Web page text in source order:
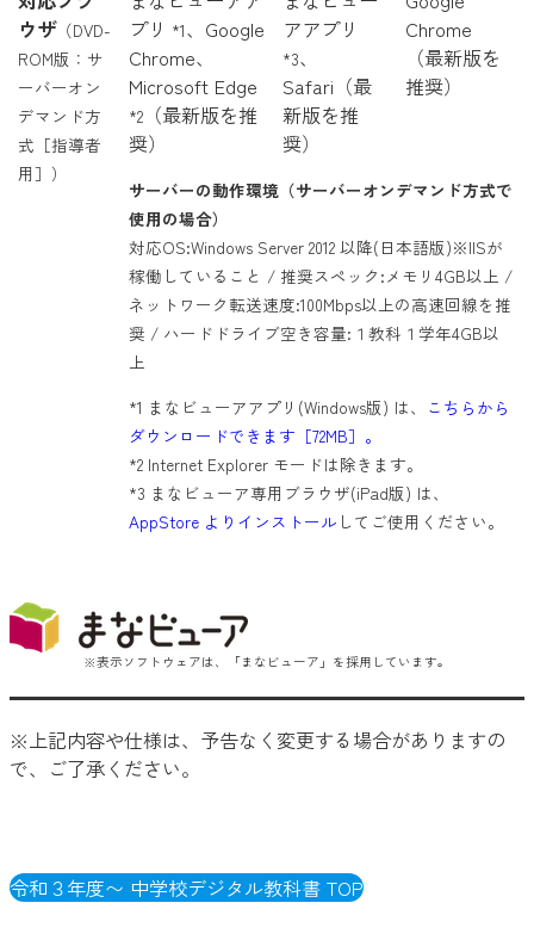
ウザ（DVD-
ROM版：サ
ーバーオン
デマンド方
式［指導者
用］）
プリ *1、Google
Chrome、
Microsoft Edge
*2 （最新版を推
奨）
アアプリ
*3、
Safari（最
新版を推
奨）
Chrome
（最新版を
推奨）
サーバーの動作環境（サーバーオンデマンド方式で
使用の場合）
対応OS:Windows Server 2012 以降(日本語版)※IISが
稼働していること / 推奨スペック:メモリ4GB以上 /
ネットワーク転送速度:100Mbps以上の高速回線を推
奨 / ハードドライブ空き容量:１教科１学年4GB以
上
*1 まなビューアアプリ(Windows版) は、 こちらから
ダウンロードできます［72MB］。
*2 Internet Explorer モードは除きます。
*3 まなビューア専用ブラウザ(iPad版) は、
AppStore よりインストール してご使用ください。
※表示ソフトウェアは、「まなビューア」を採用しています。
※上記内容や仕様は、予告なく変更する場合がありますの
で、ご了承ください。
令和３年度〜 中学校デジタル教科書 TOP